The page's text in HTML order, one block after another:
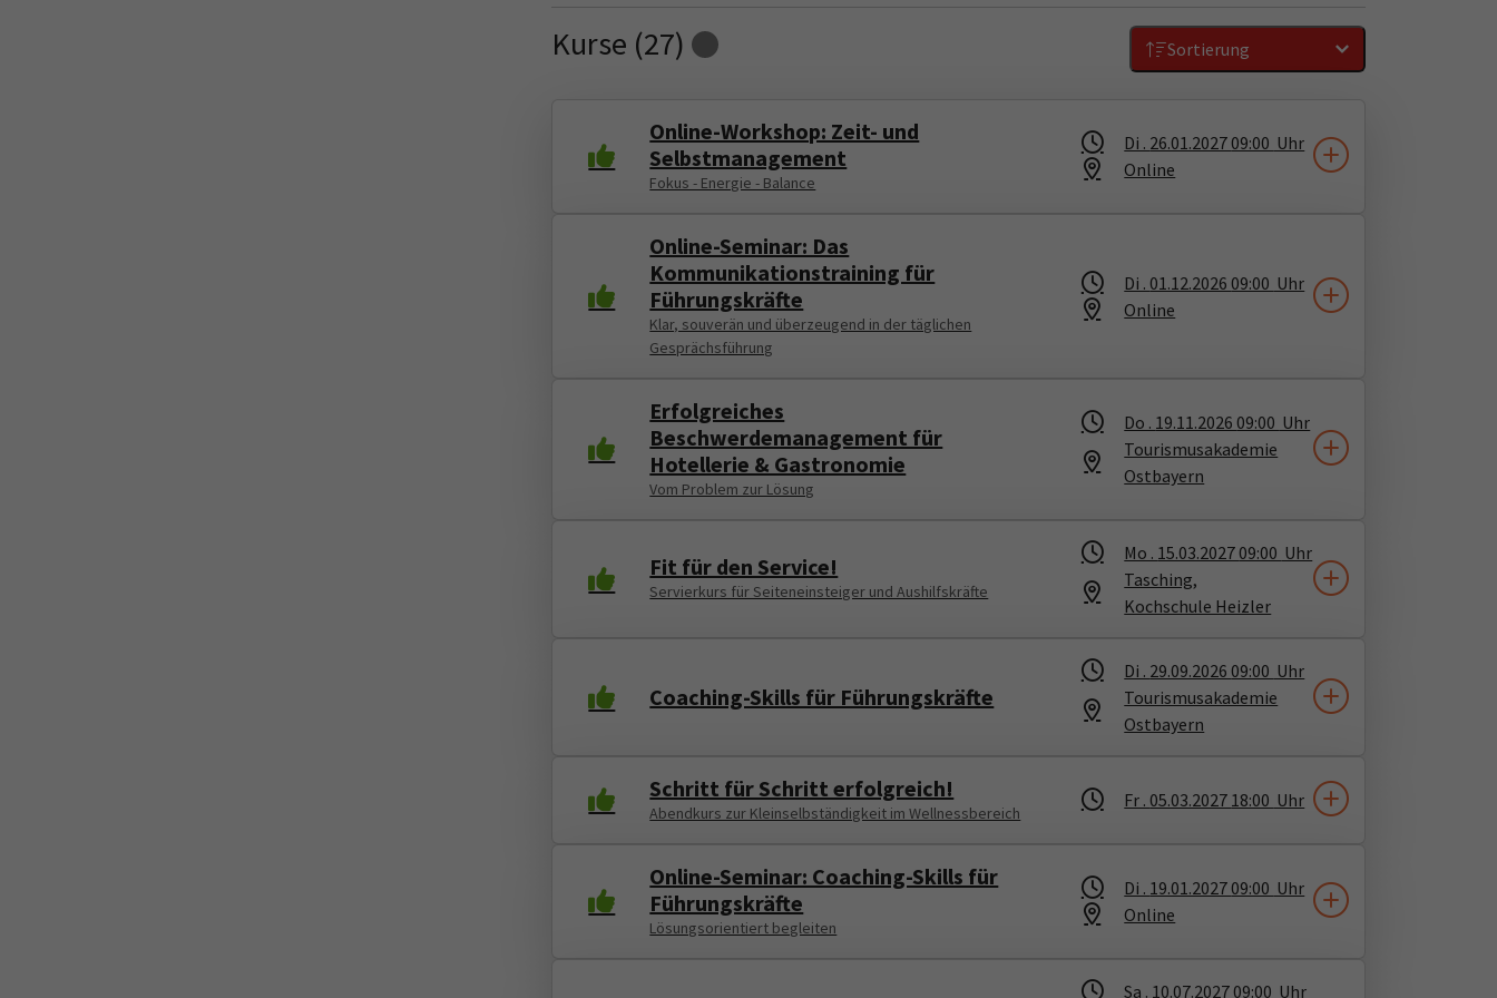
Kurse (27)Loading... Sortierung
Online-Workshop: Zeit- und
Selbstmanagement
Fokus - Energie - Balance
Di . 26.01.2027 09:00 Uhr
Online
Online-Seminar: Das
Kommunikationstraining für
Führungskräfte
Klar, souverän und überzeugend in der täglichen
Gesprächsführung
Di . 01.12.2026 09:00 Uhr
Online
Erfolgreiches
Beschwerdemanagement für
Hotellerie & Gastronomie
Vom Problem zur Lösung
Do . 19.11.2026 09:00 Uhr
Tourismusakademie
Ostbayern
Fit für den Service!
Servierkurs für Seiteneinsteiger und Aushilfskräfte
Mo . 15.03.2027 09:00 Uhr
Tasching,
Kochschule Heizler
Coaching-Skills für Führungskräfte
Di . 29.09.2026 09:00 Uhr
Tourismusakademie
Ostbayern
Schritt für Schritt erfolgreich!
Abendkurs zur Kleinselbständigkeit im Wellnessbereich
Fr . 05.03.2027 18:00 Uhr
Online-Seminar: Coaching-Skills für
Führungskräfte
Lösungsorientiert begleiten
Di . 19.01.2027 09:00 Uhr
Online
Sa . 10.07.2027 09:00 Uhr